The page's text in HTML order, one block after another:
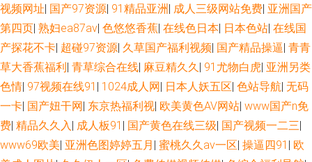
视频网址| 国产97资源| 91精品亚洲 | 成人三级网站免费| 亚洲国产
第四页| 熟妇ea87av| 色悠悠香蕉| 在线色日本| 日本色站| 在线国
产探花不卡| 超碰97资源| 久草国产福利视频| 国产精品操逼| 青青
草大香蕉福利| 青草综合在线| 麻豆精久久| 91尤物白虎| 亚洲另类
色情| 97视频在线91 | 1024成人网| 日本人妖五区| 色站导航| 无码
一卡| 国产妞干网| 东京热福利视| 欧美黄色AV网站| www国产n免
费| 精品久久入| 成人板91 | 国产黄色在线三级| 国产视频一二三|
www69欧美| 亚洲色图婷婷五月 | 蜜桃久久av一区| 操逼四91 | 欧